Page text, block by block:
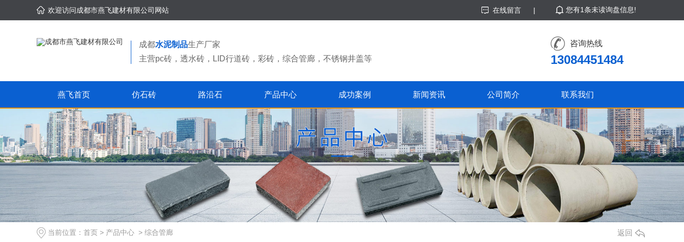
欢迎访问成都市燕飞建材有限公司网站 在线留言 | 您有1条未读询盘信息!
成都水泥制品生产厂家
主营pc砖，透水砖，LID行道砖，彩砖，综合管廊，不锈钢井盖等
咨询热线
13084451484
燕飞首页 仿石砖 路沿石 产品中心 成功案例 新闻资讯 公司简介 联系我们
当前位置： 首页 > 产品中心 > 综合管廊 返回